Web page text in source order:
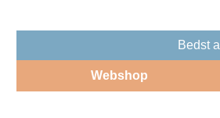
Bedst
Webshop